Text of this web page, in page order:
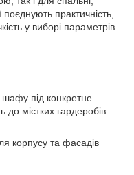
поєднують практичність,
у виборі параметрів.
шафу під конкретне
містких гардеробів.
корпусу та фасадів